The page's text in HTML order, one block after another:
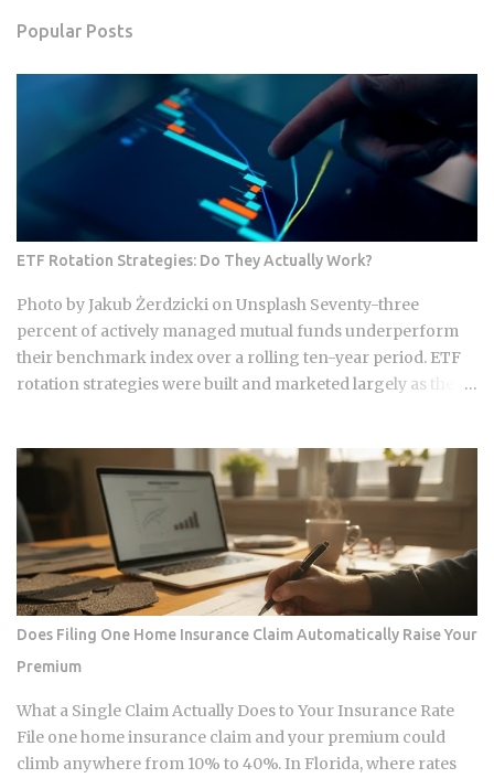
Popular Posts
ETF Rotation Strategies: Do They Actually Work?
Photo by Jakub Żerdzicki on Unsplash Seventy-three
percent of actively managed mutual funds underperform
their benchmark index over a rolling ten-year period. ETF
rotation strategies were built and marketed largely as the fix
benefit the providers whether or not the underlying
momentum signal survives contact with real transaction
costs and shifting market conditions. The premise of
rotating toward recent winners is grounded in documented
academic research — but the gap between that research
and what any specific product actually delivers is exactly
what this post works through. Since ETFs proliferated after
2008, the industry has packaged rotation logic into
hundreds of products. Robo-advisors, tactical allocation
funds, subscription-based quant newsletters — all of them
sell some variation of the same idea. Understanding the
underlying mechanics, separately from the produ...
Does Filing One Home Insurance Claim Automatically Raise Your
Premium
What a Single Claim Actually Does to Your Insurance Rate
File one home insurance claim and your premium could
climb anywhere from 10% to 40%. In Florida, where rates